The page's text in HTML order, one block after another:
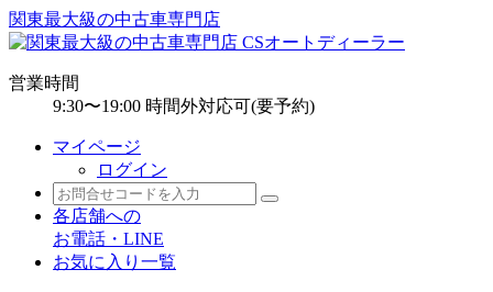
関東最大級の中古車専門店
営業時間
9:30〜19:00 時間外対応可(要予約)
マイページ
ログイン
各店舗への
お電話・LINE
お気に入り一覧